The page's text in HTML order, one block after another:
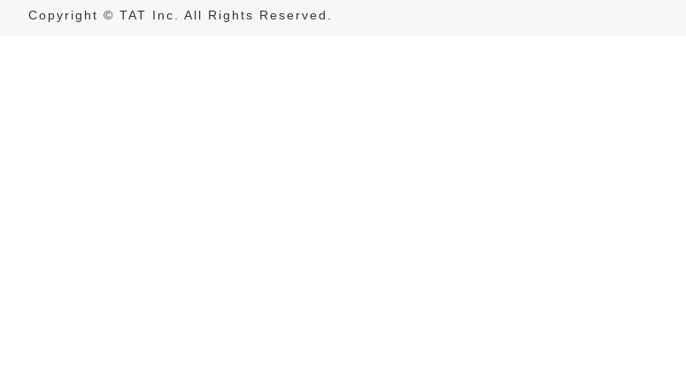
Copyright © TAT Inc. All Rights Reserved.